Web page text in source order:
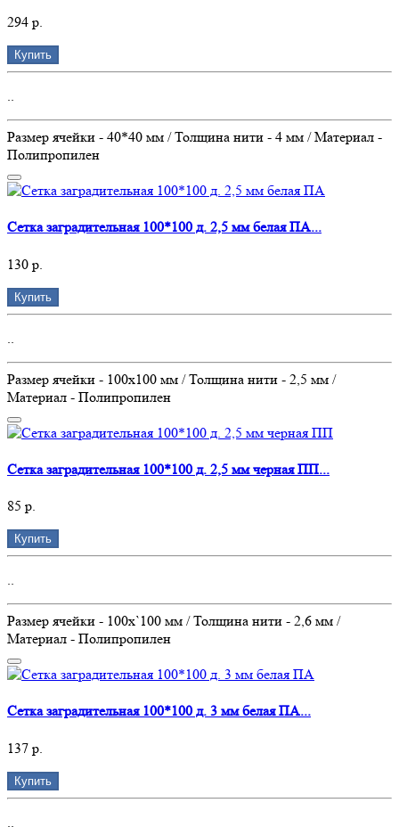
294 р.
Купить
..
Размер ячейки - 40*40 мм / Толщина нити - 4 мм / Материал -
Полипропилен
Сетка заградительная 100*100 д. 2,5 мм белая ПА...
130 р.
Купить
Размер ячейки - 100х100 мм / Толщина нити - 2,5 мм /
Материал - Полипропилен
Сетка заградительная 100*100 д. 2,5 мм черная ПП...
85 р.
Купить
..
Размер ячейки - 100х`100 мм / Толщина нити - 2,6 мм /
Материал - Полипропилен
Сетка заградительная 100*100 д. 3 мм белая ПА...
137 р.
Купить